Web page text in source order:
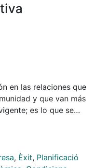
en las relaciones que
y que van más
es lo que se
que su
a conseguir impactos
haya diseñado
, Èxit, Planificació